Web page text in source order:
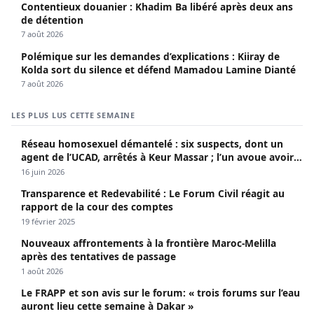
Contentieux douanier : Khadim Ba libéré après deux ans
de détention
7 août 2026
Polémique sur les demandes d’explications : Kiiray de
Kolda sort du silence et défend Mamadou Lamine Dianté
7 août 2026
LES PLUS LUS CETTE SEMAINE
Réseau homosexuel démantelé : six suspects, dont un
agent de l’UCAD, arrêtés à Keur Massar ; l’un avoue avoir
propagé le VIH depuis 2018
16 juin 2026
Transparence et Redevabilité : Le Forum Civil réagit au
rapport de la cour des comptes
19 février 2025
Nouveaux affrontements à la frontière Maroc-Melilla
après des tentatives de passage
1 août 2026
Le FRAPP et son avis sur le forum: « trois forums sur l’eau
auront lieu cette semaine à Dakar »